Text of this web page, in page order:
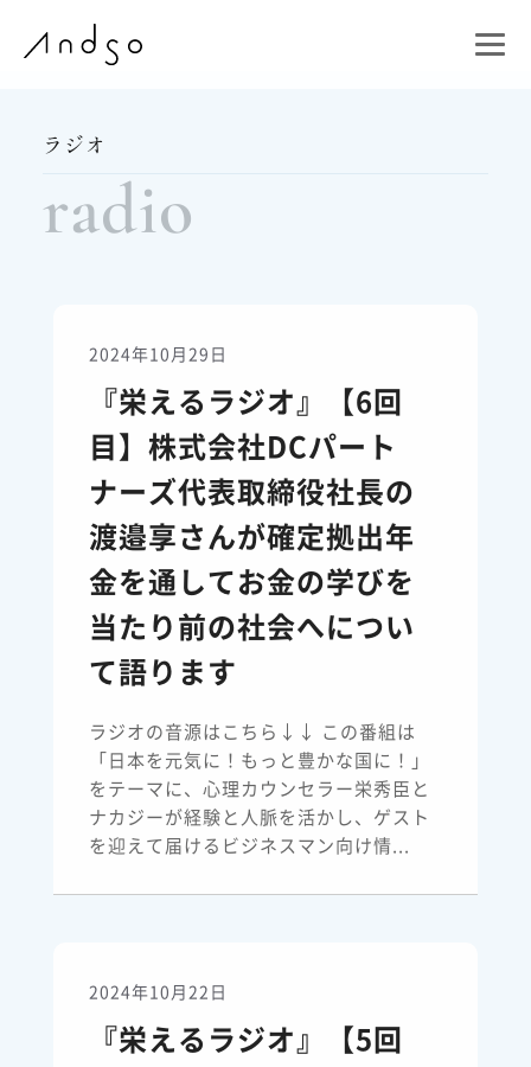
ラジオ
radio
2024年10月29日
『栄えるラジオ』【6回
目】株式会社DCパート
ナーズ代表取締役社長の
渡邉享さんが確定拠出年
金を通してお金の学びを
当たり前の社会へについ
て語ります
ラジオの音源はこちら↓↓ この番組は
「日本を元気に！もっと豊かな国に！」
をテーマに、心理カウンセラー栄秀臣と
ナカジーが経験と人脈を活かし、ゲスト
を迎えて届けるビジネスマン向け情...
2024年10月22日
『栄えるラジオ』【5回